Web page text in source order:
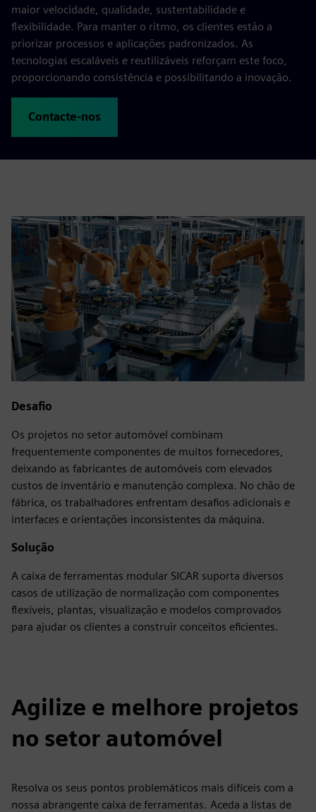
maior velocidade, qualidade, sustentabilidade e
flexibilidade. Para manter o ritmo, os clientes estão a
priorizar processos e aplicações padronizados. As
tecnologias escaláveis e reutilizáveis reforçam este foco,
proporcionando consistência e possibilitando a inovação.
Contacte-nos
Desafio
Os projetos no setor automóvel combinam
frequentemente componentes de muitos fornecedores,
deixando as fabricantes de automóveis com elevados
custos de inventário e manutenção complexa. No chão de
fábrica, os trabalhadores enfrentam desafios adicionais e
interfaces e orientações inconsistentes da máquina.
Solução
A caixa de ferramentas modular SICAR suporta diversos
casos de utilização de normalização com componentes
flexíveis, plantas, visualização e modelos comprovados
para ajudar os clientes a construir conceitos eficientes.
Agilize e melhore projetos
no setor automóvel
Resolva os seus pontos problemáticos mais difíceis com a
nossa abrangente caixa de ferramentas. Aceda a listas de